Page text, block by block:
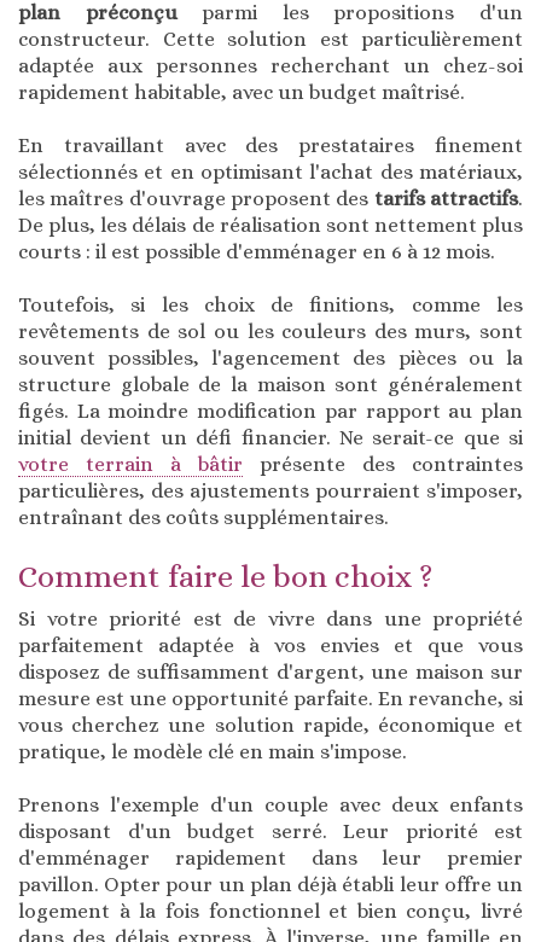
plan préconçuparmi les propositions d'un
constructeur. Cette solution est particulièrement
adaptée aux personnes recherchant un chez-soi
rapidement habitable, avec un budget maîtrisé.
En travaillant avec des prestataires finement
sélectionnés et en optimisant l'achat des matériaux,
les maîtres d'ouvrage proposent des tarifs attractifs.
De plus, les délais de réalisation sont nettement plus
courts : il est possible d'emménager en 6 à 12 mois.
Toutefois, si les choix de finitions, comme les
revêtements de sol ou les couleurs des murs, sont
souvent possibles, l'agencement des pièces ou la
structure globale de la maison sont généralement
figés. La moindre modification par rapport au plan
initial devient un défi financier. Ne serait-ce que si
votre terrain à bâtir présente des contraintes
particulières, des ajustements pourraient s'imposer,
entraînant des coûts supplémentaires.
Comment faire le bon choix ?
Si votre priorité est de vivre dans une propriété
parfaitement adaptée à vos envies et que vous
disposez de suffisamment d'argent, une maison sur
mesure est une opportunité parfaite. En revanche, si
vous cherchez une solution rapide, économique et
pratique, le modèle clé en main s'impose.
Prenons l'exemple d'un couple avec deux enfants
disposant d'un budget serré. Leur priorité est
d'emménager rapidement dans leur premier
pavillon. Opter pour un plan déjà établi leur offre un
logement à la fois fonctionnel et bien conçu, livré